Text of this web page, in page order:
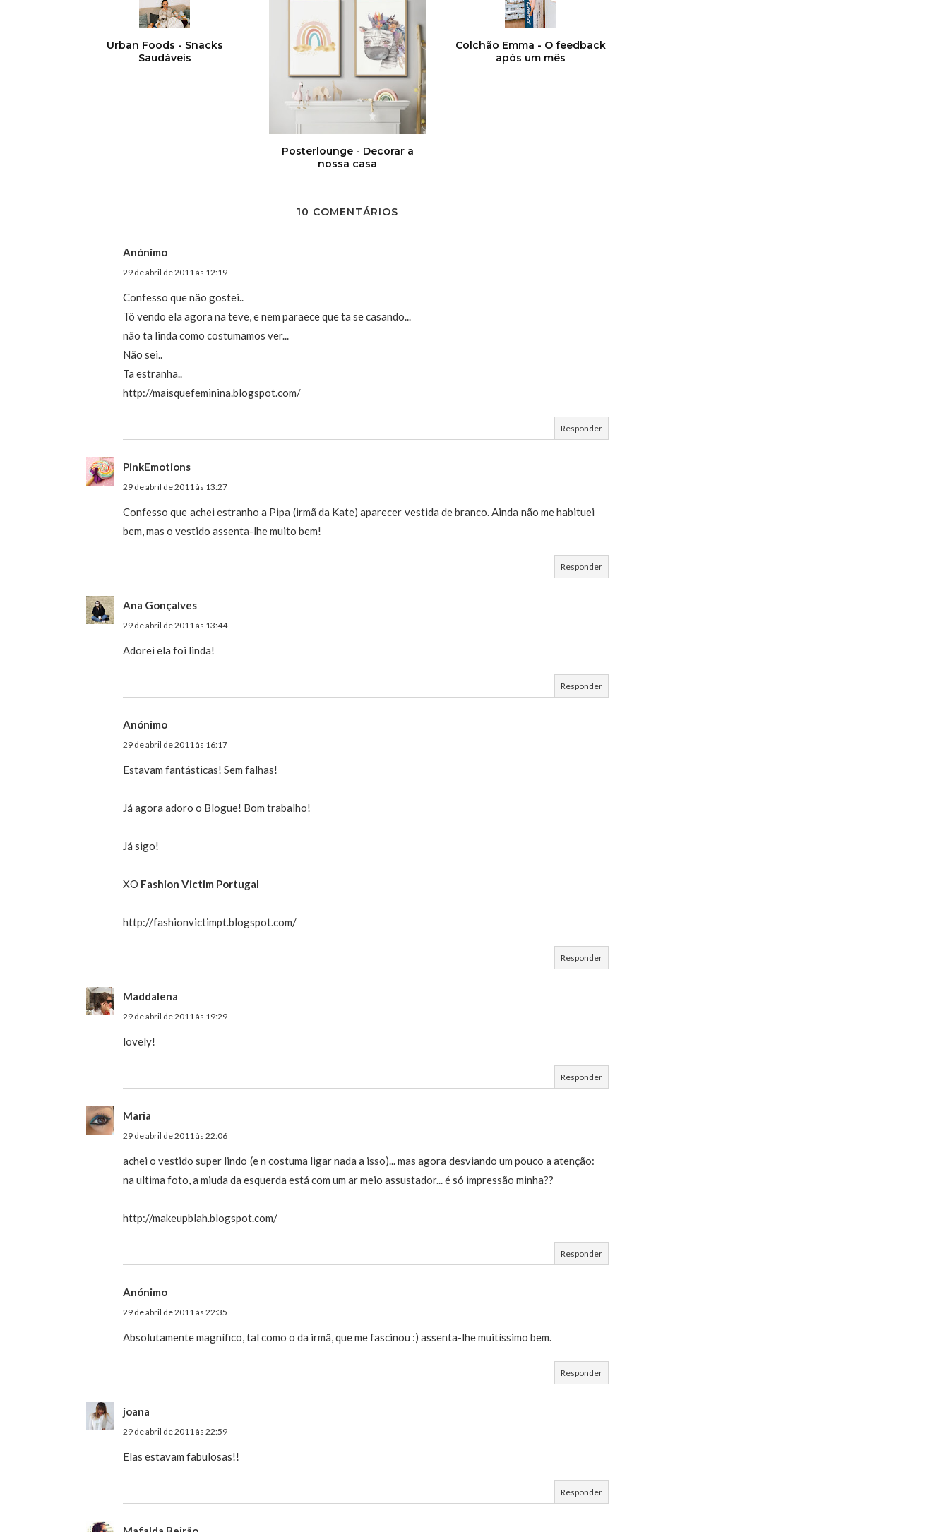
Urban Foods - Snacks
Saudáveis
Posterlounge - Decorar a
nossa casa
Colchão Emma - O feedback
após um mês
10 COMENTÁRIOS
Anónimo
29 de abril de 2011 às 12:19
Confesso que não gostei..
Tô vendo ela agora na teve, e nem paraece que ta se casando...
não ta linda como costumamos ver...
Não sei..
Ta estranha..
http://maisquefeminina.blogspot.com/
Responder
PinkEmotions
29 de abril de 2011 às 13:27
Confesso que achei estranho a Pipa (irmã da Kate) aparecer vestida de branco. Ainda não me habituei
bem, mas o vestido assenta-lhe muito bem!
Responder
Ana Gonçalves
29 de abril de 2011 às 13:44
Adorei ela foi linda!
Responder
Anónimo
29 de abril de 2011 às 16:17
Estavam fantásticas! Sem falhas!
Já agora adoro o Blogue! Bom trabalho!
Já sigo!
XO Fashion Victim Portugal
http://fashionvictimpt.blogspot.com/
Responder
Maddalena
29 de abril de 2011 às 19:29
lovely!
Responder
Maria
29 de abril de 2011 às 22:06
achei o vestido super lindo (e n costuma ligar nada a isso)... mas agora desviando um pouco a atenção:
na ultima foto, a miuda da esquerda está com um ar meio assustador... é só impressão minha??
http://makeupblah.blogspot.com/
Responder
Anónimo
29 de abril de 2011 às 22:35
Absolutamente magnífico, tal como o da irmã, que me fascinou :) assenta-lhe muitíssimo bem.
Responder
joana
29 de abril de 2011 às 22:59
Elas estavam fabulosas!!
Responder